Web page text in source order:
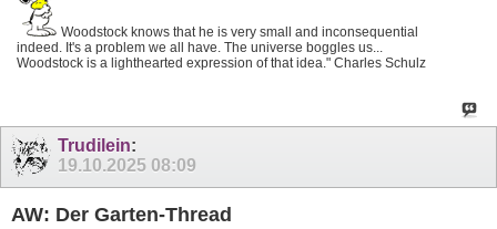
Woodstock knows that he is very small and inconsequential
indeed. It's a problem we all have. The universe boggles us...
Woodstock is a lighthearted expression of that idea." Charles Schulz
Trudilein:
19.10.2025 08:09
AW: Der Garten-Thread